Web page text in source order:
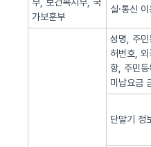
가보훈부
실·통신
성명, 주민
허번호,
항, 주민등
미납요금
단말기 정